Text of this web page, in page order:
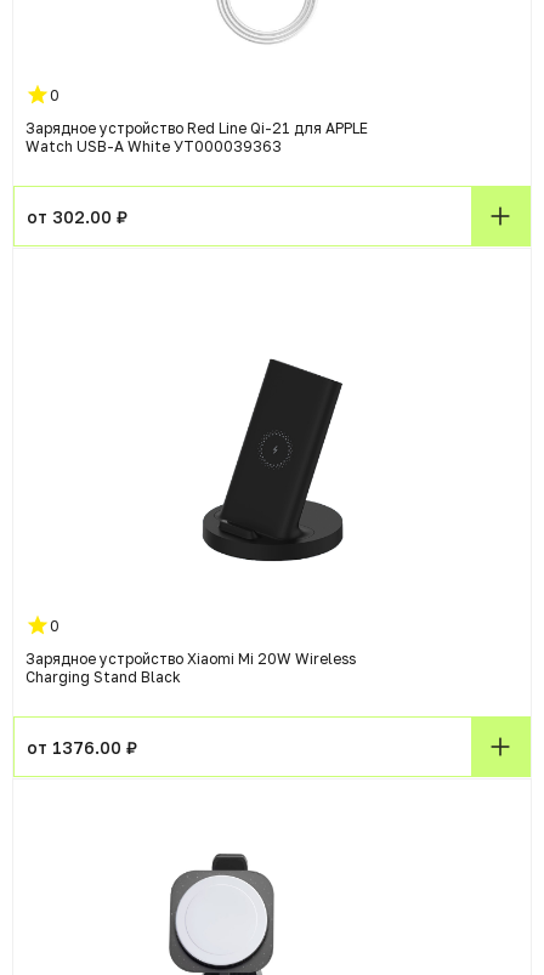
0
Зарядное устройство Red Line Qi-21 для APPLE
Watch USB-A White УТ000039363
от 302.00 ₽
0
Зарядное устройство Xiaomi Mi 20W Wireless
Charging Stand Black
от 1376.00 ₽